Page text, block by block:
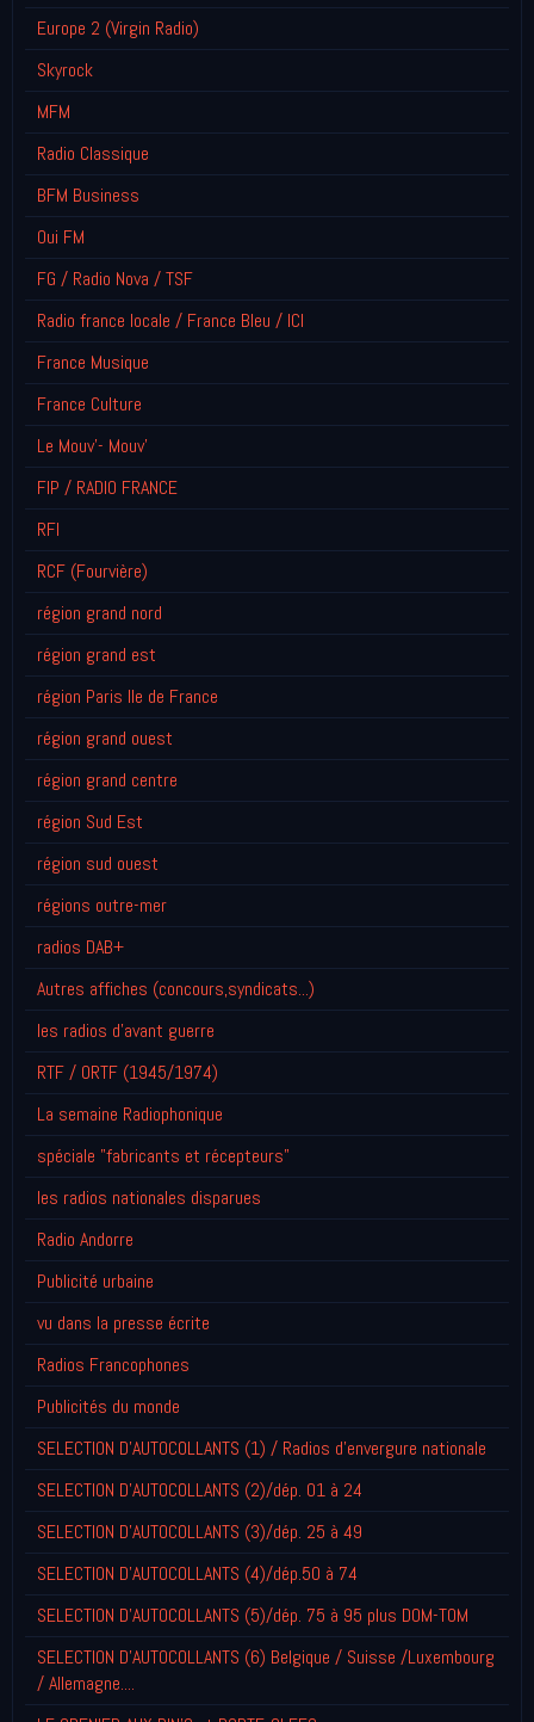
Europe 2 (Virgin Radio)
Skyrock
MFM
Radio Classique
BFM Business
Oui FM
FG / Radio Nova / TSF
Radio france locale / France Bleu / ICI
France Musique
France Culture
Le Mouv'- Mouv'
FIP / RADIO FRANCE
RFI
RCF (Fourvière)
région grand nord
région grand est
région Paris Ile de France
région grand ouest
région grand centre
région Sud Est
région sud ouest
régions outre-mer
radios DAB+
Autres affiches (concours,syndicats...)
les radios d'avant guerre
RTF / ORTF (1945/1974)
La semaine Radiophonique
spéciale "fabricants et récepteurs"
les radios nationales disparues
Radio Andorre
Publicité urbaine
vu dans la presse écrite
Radios Francophones
Publicités du monde
SELECTION D'AUTOCOLLANTS (1) / Radios d'envergure nationale
SELECTION D'AUTOCOLLANTS (2)/dép. 01 à 24
SELECTION D'AUTOCOLLANTS (3)/dép. 25 à 49
SELECTION D'AUTOCOLLANTS (4)/dép.50 à 74
SELECTION D'AUTOCOLLANTS (5)/dép. 75 à 95 plus DOM-TOM
SELECTION D'AUTOCOLLANTS (6) Belgique / Suisse /Luxembourg
/ Allemagne....